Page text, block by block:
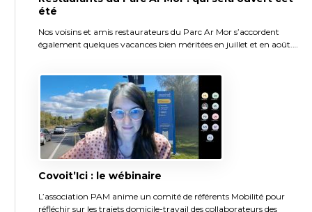
été
Nos voisins et amis restaurateurs du Parc Ar Mor s’accordent
également quelques vacances bien méritées en juillet et en août.…
Covoit’Ici : le wébinaire
L’association PAM anime un comité de référents Mobilité pour
réfléchir sur les trajets domicile-travail des collaborateurs des